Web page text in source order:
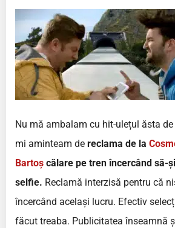
Nu mă ambalam cu hit-ulețul ăsta
mi aminteam de reclama de la
Bartoș călare pe tren încercând să-
selfie. Reclamă interzisă pentru că
încercând același lucru. Efectiv
făcut treaba. Publicitatea înseamnă